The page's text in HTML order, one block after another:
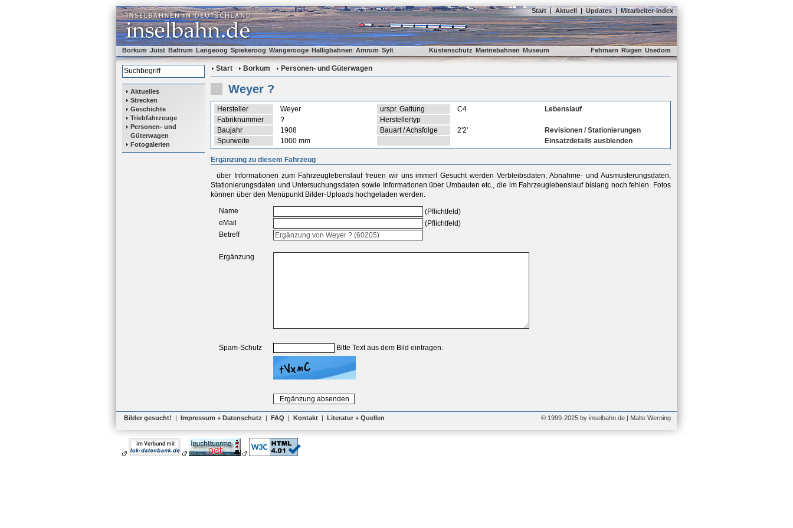
Start | Aktuell | Updates | Mitarbeiter-Index
Borkum Juist Baltrum Langeoog Spiekeroog Wangerooge Halligbahnen Amrum Sylt Küstenschutz Marinebahnen Museum Fehmarn Rügen Usedom
Aktuelles
Strecken
Geschichte
Triebfahrzeuge
Personen- und
Güterwagen
Fotogalerien
Start Borkum Personen- und Güterwagen
Weyer ?
Hersteller Weyer urspr. Gattung C4
Lebenslauf
Fabriknummer
?
Herstellertyp
Baujahr
1908 Bauart / Achsfolge 2'2'
Revisionen / Stationierungen
Spurweite
1000 mm Einsatzdetails ausblenden
Ergänzung zu diesem Fahrzeug
über Informationen zum Fahrzeuglebenslauf freuen wir uns immer! Gesucht werden Verbleibsdaten, Abnahme- und Ausmusterungsdaten,
Stationierungsdaten und Untersuchungsdaten sowie Informationen über Umbauten etc., die im Fahrzeuglebenslauf bislang noch fehlen. Fotos
können über den Menüpunkt Bilder-Uploads hochgeladen werden.
Name
(Pflichtfeld)
eMail
(Pflichtfeld)
Betreff
Ergänzung
Spam-Schutz Bitte Text aus dem Bild eintragen.
Bilder gesucht! | Impressum + Datenschutz | FAQ | Kontakt | Literatur + Quellen © 1999-2025 by inselbahn.de | Malte Werning